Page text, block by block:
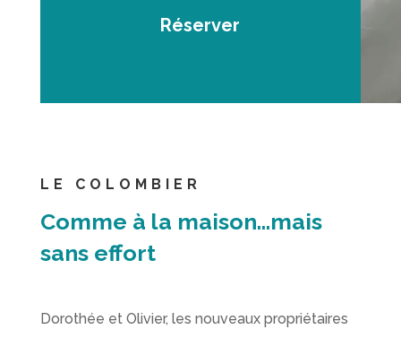
Réserver
LE COLOMBIER
Comme à la maison…mais
sans effort
Dorothée et Olivier, les nouveaux propriétaires